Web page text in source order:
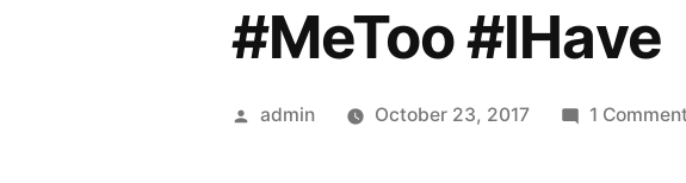
#MeToo #IHave
Posted
admin October 23, 2017 1 Comment